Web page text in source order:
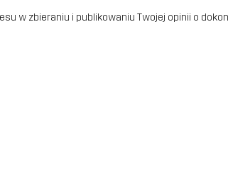
w zbieraniu i publikowaniu Twojej opinii o